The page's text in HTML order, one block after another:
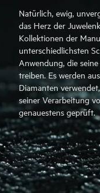
Natürlich, ewig,
das Herz der
Kollektionen der
unterschiedlichsten
Anwendung, die
treiben. Es werden
Diamanten
seiner Verarbeitung
genauestens geprüft.